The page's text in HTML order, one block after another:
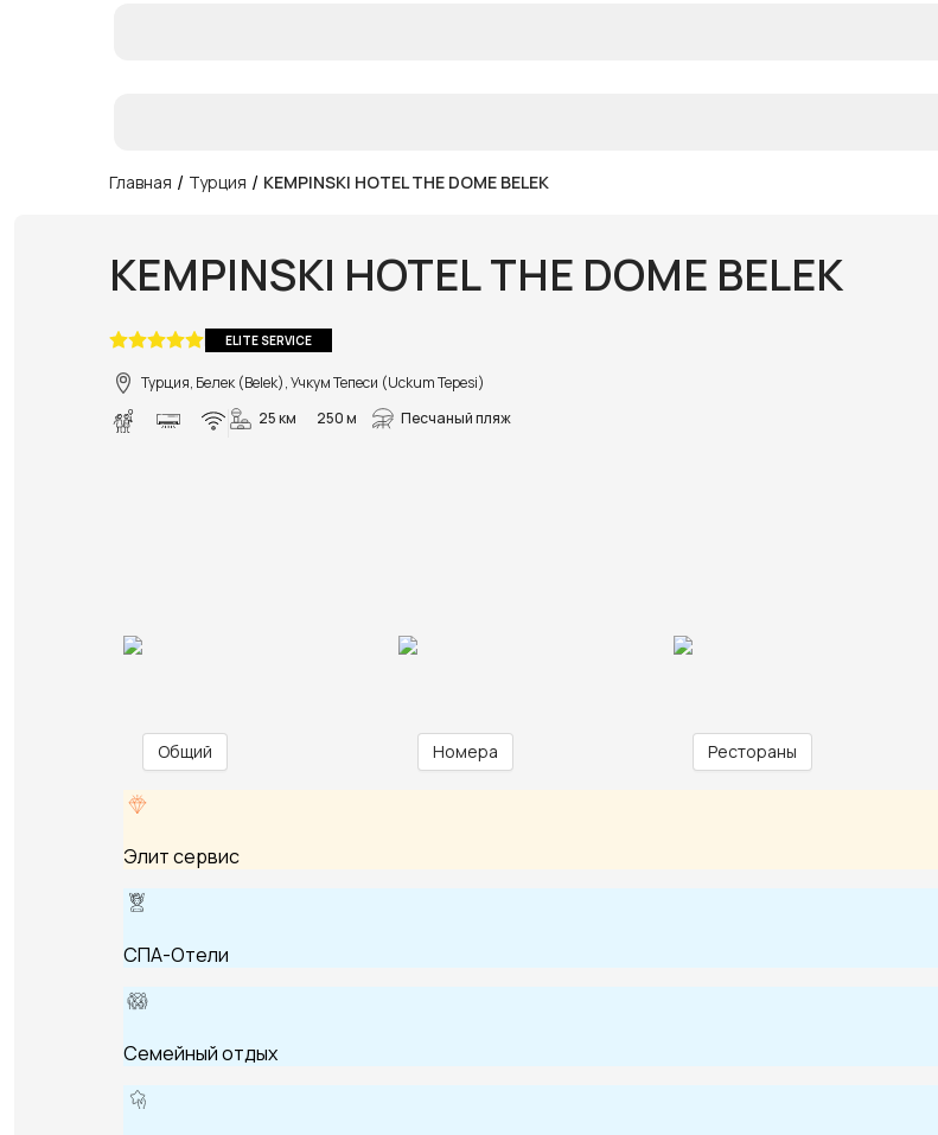
Главная / Турция / KEMPINSKI HOTEL THE DOME BELEK
KEMPINSKI HOTEL THE DOME BELEK
ELITE SERVICE
Турция, Белек (Belek), Учкум Тепеси (Uckum Tepesi)
25 км
250 м Песчаный пляж
Общий Номера Рестораны
Элит сервис
СПА-Отели
Семейный отдых